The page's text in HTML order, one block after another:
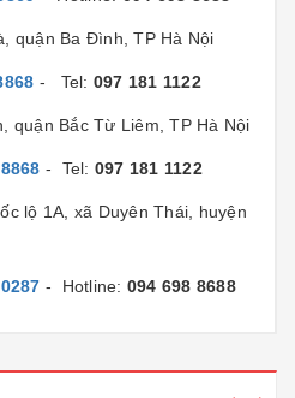
quận Ba Đình, TP Hà Nội
- Tel: 097 181 1122
quận Bắc Từ Liêm, TP Hà Nội
- Tel: 097 181 1122
lộ 1A, xã Duyên Thái, huyện
- Hotline: 094 698 8688